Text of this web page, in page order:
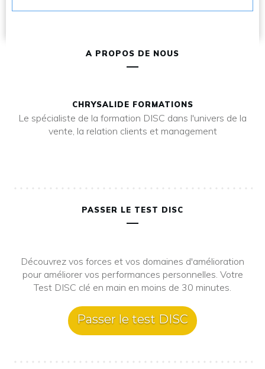
A PROPOS DE NOUS
CHRYSALIDE FORMATIONS
Le spécialiste de la formation DISC dans l'univers de la
vente, la relation clients et management
PASSER LE TEST DISC
Découvrez vos forces et vos domaines d'amélioration
pour améliorer vos performances personnelles. Votre
Test DISC clé en main en moins de 30 minutes.
Passer le test DISC